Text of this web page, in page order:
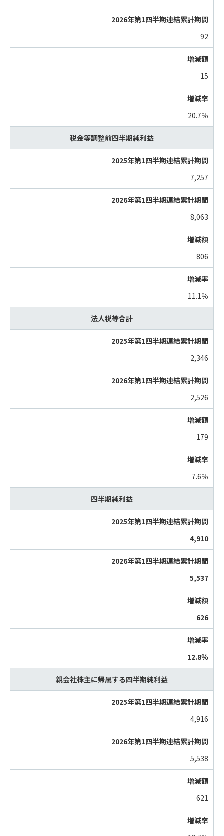
92
15
20.7％
税金等調整前四半期純利益
7,257
8,063
806
11.1％
法人税等合計
2,346
2,526
179
7.6％
四半期純利益
4,910
5,537
626
12.8％
親会社株主に帰属する四半期純利益
4,916
5,538
621